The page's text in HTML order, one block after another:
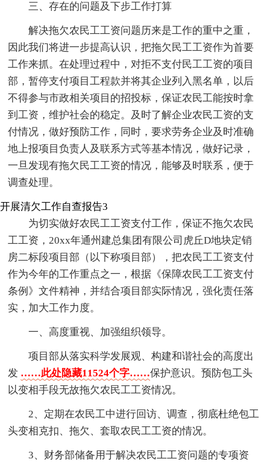
三、存在的问题及下步工作打算
解决拖欠农民工工资问题历来是工作的重中之重，
因此我们将进一步提高认识，把拖欠民工工资作为首要
工作来抓。在处理过程中，对拒不支付民工工资的项目
部，暂停支付项目工程款并将其企业列入黑名单，以后
不得参与市政相关项目的招投标，保证农民工能按时拿
到工资，维护社会的稳定。及时了解企业农民工资的支
付情况，做好预防工作，同时，要求劳务企业及时准确
地上报项目负责人及联系方式等基本情况，做好记录，
一旦发现有拖欠民工工资的情况，能够及时联系，便于
调查处理。
开展清欠工作自查报告3
为切实做好农民工工资支付工作，保证不拖欠农民
工工资，20xx年通州建总集团有限公司虎丘D地块定销
房二标段项目部（以下称项目部），把农民工工资支付
作为今年的工作重点之一，根据《保障农民工工资支付
条例》文件精神，并结合项目部实际情况，强化责任落
实，加大工作力度。
一、高度重视、加强组织领导。
项目部从落实科学发展观、构建和谐社会的高度出
发 ……此处隐藏11524个字……保护意识。预防包工头
以变相手段无故拖欠农民工工资情况。
2、定期在农民工中进行回访、调查，彻底杜绝包工
头变相克扣、拖欠、套取农民工工资的情况。
3、财务部储备用于解决农民工工资问题的专项资